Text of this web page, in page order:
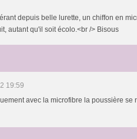
depuis belle lurette, un chiffon en
autant qu'il soit écolo.<br /> Bisous
19:59
avec la microfibre la poussière